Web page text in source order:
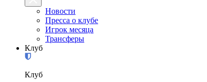
Новости
Пресса о клубе
Игрок месяца
Трансферы
Клуб
Клуб